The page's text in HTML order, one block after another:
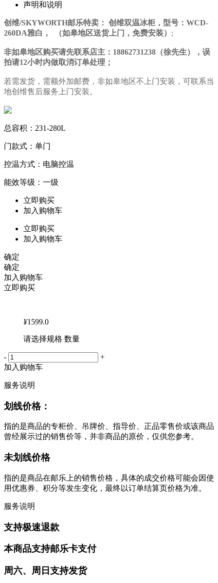
声明和说明
创维/SKYWORTH邮乐特卖： 创维双温冰柜，型号：WCD-
260DA雅白， （如皋地区送货上门，免费安装） ;
非如皋地区购买请先联系店主：18862731238（徐先生），误
拍请12小时内做取消订单处理；
若需发货，需额外加邮费，非如皋地区不上门安装，可联系当
地创维售后服务上门安装。
总容积：231-280L
门款式：单门
控温方式：电脑控温
能效等级：一级
立即购买
加入购物车
立即购买
加入购物车
确定
确定
加入购物车
立即购买
¥1599.0
请选择规格 数量
-
+
加入购物车
服务说明
划线价格：
指的是商品的专柜价、吊牌价、指导价、正品零售价或该商品
曾经展示过的销售价等，并非商品的原价，仅供您参考。
未划线价格
指的是商品在邮乐上的销售价格，具体的成交价格可能会因使
用优惠券、积分等发生变化，最终以订单结算页价格为准。
服务说明
支持极速退款
本商品支持邮乐卡支付
周六、周日支持发货